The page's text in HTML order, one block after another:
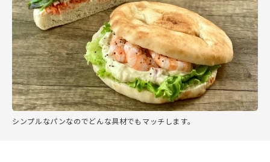
シンプルなパンなのでどんな具材でもマッチします。